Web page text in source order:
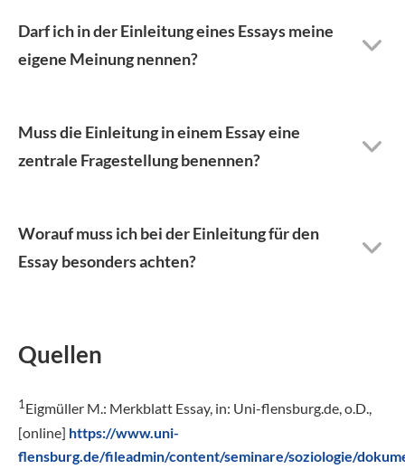
Darf ich in der Einleitung eines Essays meine
eigene Meinung nennen?
Muss die Einleitung in einem Essay eine
zentrale Fragestellung benennen?
Worauf muss ich bei der Einleitung für den
Essay besonders achten?
Quellen
1Eigmüller M.: Merkblatt Essay, in: Uni-flensburg.de, o.D.,
[online] https://www.uni-
flensburg.de/fileadmin/content/seminare/soziologie/